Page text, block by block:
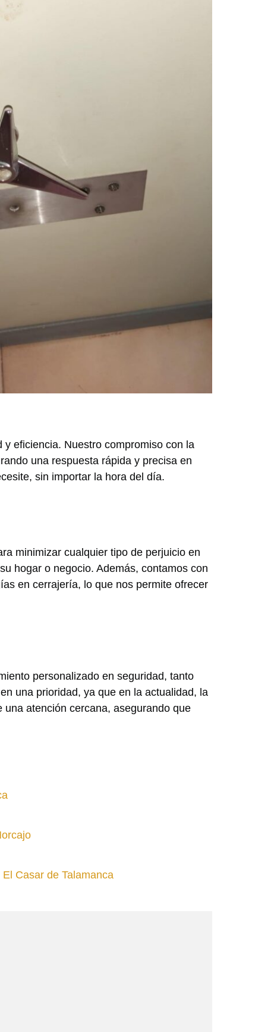
eficiencia. Nuestro compromiso con la
una respuesta rápida y precisa en
sin importar la hora del día.
minimizar cualquier tipo de perjuicio en
hogar o negocio. Además, contamos con
en cerrajería, lo que nos permite ofrecer
personalizado en seguridad, tanto
una prioridad, ya que en la actualidad, la
atención cercana, asegurando que
Casar de Talamanca